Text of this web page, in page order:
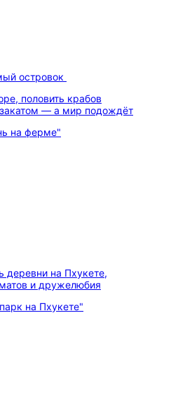
островок
половить крабов
закатом — а мир подождёт
на Пхукете,
и дружелюбия